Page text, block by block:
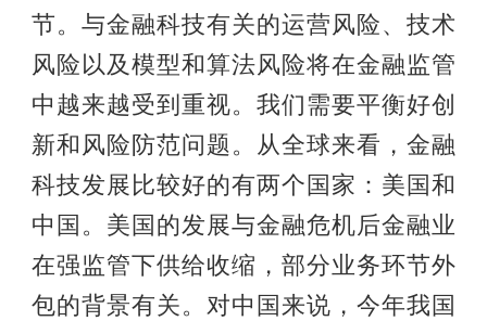
节。与金融科技有关的运营风险、技术
风险以及模型和算法风险将在金融监管
中越来越受到重视。我们需要平衡好创
新和风险防范问题。从全球来看，金融
科技发展比较好的有两个国家：美国和
中国。美国的发展与金融危机后金融业
在强监管下供给收缩，部分业务环节外
包的背景有关。对中国来说，今年我国